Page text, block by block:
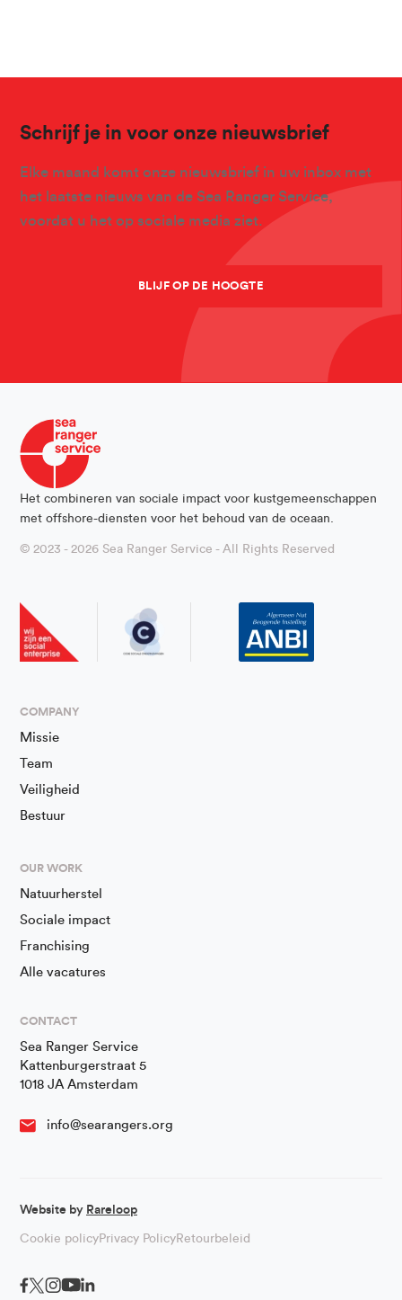
Schrijf je in voor onze nieuwsbrief
Elke maand komt onze nieuwsbrief in uw inbox met
het laatste nieuws van de Sea Ranger Service,
voordat u het op sociale media ziet.
BLIJF OP DE HOOGTE
Het combineren van sociale impact voor kustgemeenschappen
met offshore-diensten voor het behoud van de oceaan.
© 2023 - 2026 Sea Ranger Service - All Rights Reserved
COMPANY
Missie
Team
Veiligheid
Bestuur
OUR WORK
Natuurherstel
Sociale impact
Franchising
Alle vacatures
CONTACT
Sea Ranger Service
Kattenburgerstraat 5
1018 JA Amsterdam
info@searangers.org
Website by Rareloop
Cookie policyPrivacy PolicyRetourbeleid